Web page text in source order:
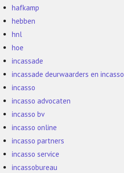
hafkamp
hebben
hnl
hoe
incassade
incassade deurwaarders en incasso
incasso
incasso advocaten
incasso bv
incasso online
incasso partners
incasso service
incassobureau